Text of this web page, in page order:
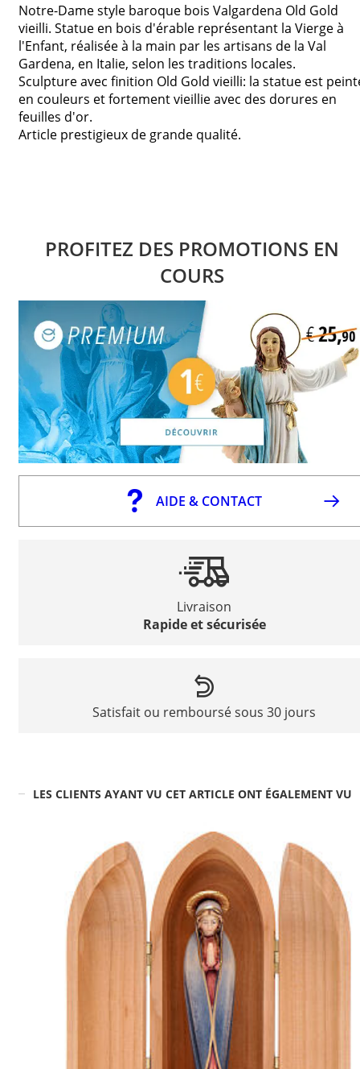
Notre-Dame style baroque bois Valgardena Old Gold
vieilli. Statue en bois d'érable représentant la Vierge à
l'Enfant, réalisée à la main par les artisans de la Val
Gardena, en Italie, selon les traditions locales.
Sculpture avec finition Old Gold vieilli: la statue est
en couleurs et fortement vieillie avec des dorures en
feuilles d'or.
Article prestigieux de grande qualité.
PROFITEZ DES PROMOTIONS EN
COURS
AIDE & CONTACT
Livraison
Rapide et sécurisée
Satisfait ou remboursé sous 30 jours
LES CLIENTS AYANT VU CET ARTICLE ONT ÉGALEMENT VU